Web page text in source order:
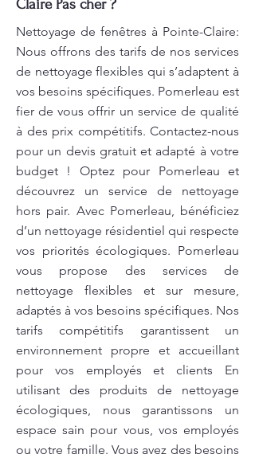
Claire Pas cher ?
Nettoyage de fenêtres à Pointe-Claire:
Nous offrons des tarifs de nos services
de nettoyage flexibles qui s’adaptent à
vos besoins spécifiques. Pomerleau est
fier de vous offrir un service de qualité
à des prix compétitifs. Contactez-nous
pour un devis gratuit et adapté à votre
budget ! Optez pour Pomerleau et
découvrez un service de nettoyage
hors pair. Avec Pomerleau, bénéficiez
d’un nettoyage résidentiel qui respecte
vos priorités écologiques. Pomerleau
vous propose des services de
nettoyage flexibles et sur mesure,
adaptés à vos besoins spécifiques. Nos
tarifs compétitifs garantissent un
environnement propre et accueillant
pour vos employés et clients En
utilisant des produits de nettoyage
écologiques, nous garantissons un
espace sain pour vous, vos employés
ou votre famille. Vous avez des besoins